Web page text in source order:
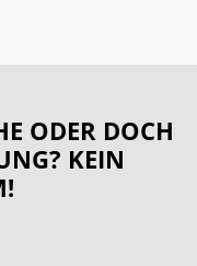
ODER DOCH
KEIN